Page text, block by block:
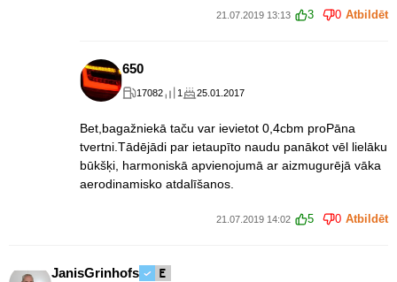
21.07.2019 13:13 3 0 Atbildēt
650
17082 1 25.01.2017
Bet,bagažniekā taču var ievietot 0,4cbm proPāna
tvertni.Tādējādi par ietaupīto naudu panākot vēl lielāku
būkšķi, harmoniskā apvienojumā ar aizmugurējā vāka
aerodinamisko atdalīšanos.
21.07.2019 14:02 5 0 Atbildēt
JanisGrinhofs